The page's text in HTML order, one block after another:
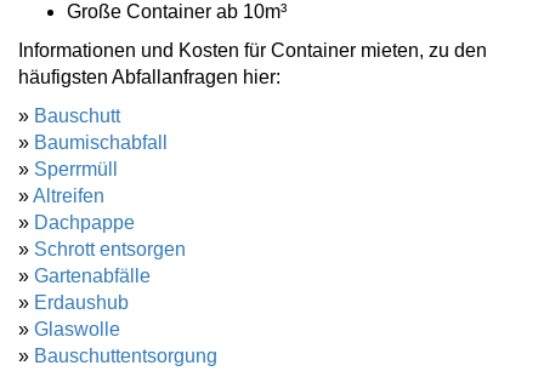
Große Container ab 10m³
Informationen und Kosten für Container mieten, zu den
häufigsten Abfallanfragen hier:
» Bauschutt
» Baumischabfall
» Sperrmüll
»Altreifen
» Dachpappe
» Schrott entsorgen
» Gartenabfälle
» Erdaushub
» Glaswolle
» Bauschuttentsorgung